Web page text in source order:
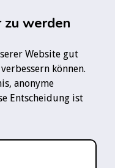
zu werden
Website gut
können.
anonyme
Entscheidung ist
Belohnen Sie sich
Logo